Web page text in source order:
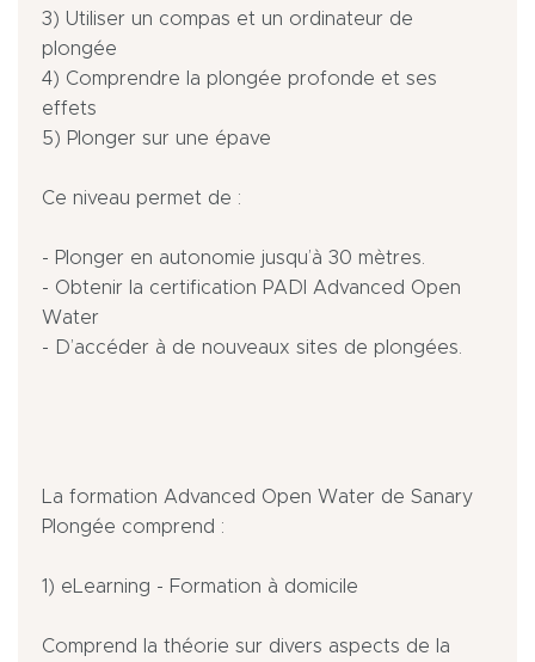
3) Utiliser un compas et un ordinateur de
plongée
4) Comprendre la plongée profonde et ses
effets
5) Plonger sur une épave
Ce niveau permet de :
- Plonger en autonomie jusqu’à 30 mètres.
- Obtenir la certification PADI Advanced Open
Water
- D’accéder à de nouveaux sites de plongées.
La formation Advanced Open Water de Sanary
Plongée comprend :
1) eLearning - Formation à domicile
Comprend la théorie sur divers aspects de la